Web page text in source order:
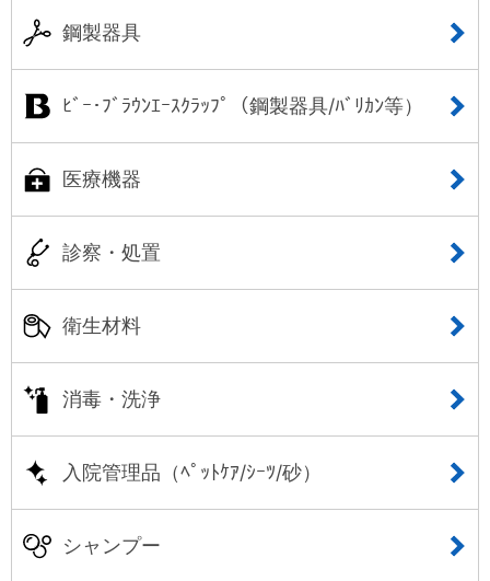
鋼製器具
ﾋﾞｰ･ﾌﾞﾗｳﾝｴｰｽｸﾗｯﾌﾟ（鋼製器具/ﾊﾞﾘｶﾝ等）
医療機器
診察・処置
衛生材料
消毒・洗浄
入院管理品（ﾍﾟｯﾄｹｱ/ｼｰﾂ/砂）
シャンプー